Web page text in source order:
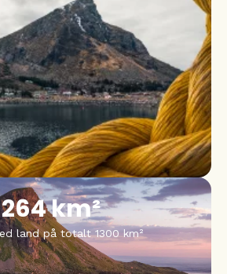
land på totalt 1300 km²
264 km²